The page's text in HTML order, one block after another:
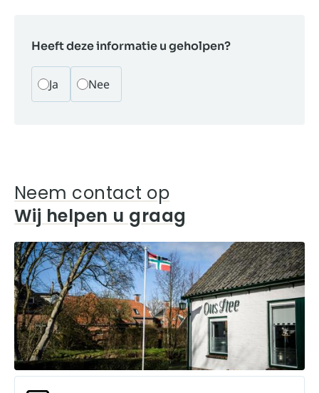
Heeft deze informatie u geholpen?
Ja Nee
Neem contact op
Wij helpen u graag